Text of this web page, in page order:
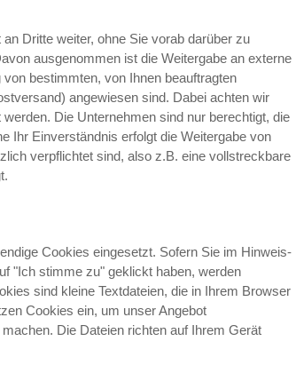
Dritte weiter, ohne Sie vorab darüber zu
ausgenommen ist die Weitergabe an externe
bestimmten, von Ihnen beauftragten
angewiesen sind. Dabei achten wir
Die Unternehmen sind nur berechtigt, die
Ihr Einverständnis erfolgt die Weitergabe von
verpflichtet sind, also z.B. eine vollstreckbare
Cookies eingesetzt. Sofern Sie im Hinweis-
"Ich stimme zu" geklickt haben, werden
sind kleine Textdateien, die in Ihrem Browser
Cookies ein, um unser Angebot
Die Dateien richten auf Ihrem Gerät